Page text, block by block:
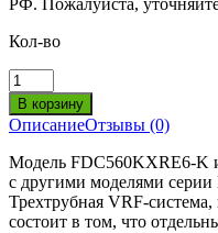
Кол-во
ОписаниеОтзывы (0)
Модель FDC560KXRE6-K
с другими моделями серии
Трехтрубная VRF-система,
состоит в том, что